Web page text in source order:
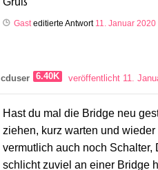
Gasteditierte Antwort 11. Januar 2020
cduser 6.40K veröffentlicht 11.
Hast du mal die Bridge neu
ziehen, kurz warten und
vermutlich auch noch
schlicht zuviel an einer Bridge